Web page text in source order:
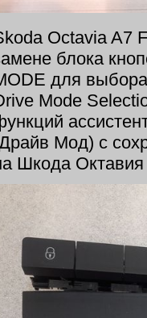
Octavia A7
блока
для
Mode
Мод) с
Шкода